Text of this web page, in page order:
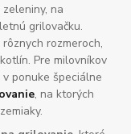
na
grilovačku.
rôznych rozmeroch,
Pre milovníkov
ponuke špeciálne
, na ktorých